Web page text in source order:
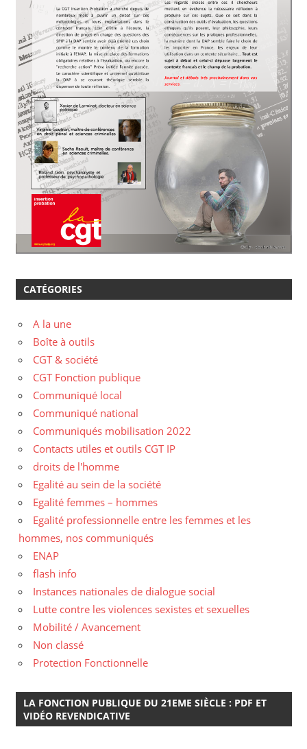
CATÉGORIES
A la une
Boîte à outils
CGT & société
CGT Fonction publique
Communiqué local
Communiqué national
Communiqués mobilisation 2022
Contacts utiles et outils CGT IP
droits de l'homme
Egalité au sein de la société
Egalité femmes – hommes
Egalité professionnelle entre les femmes et les
hommes, nos communiqués
ENAP
flash info
Instances nationales de dialogue social
Lutte contre les violences sexistes et sexuelles
Mobilité / Avancement
Non classé
Protection Fonctionnelle
LA FONCTION PUBLIQUE DU 21EME SIÈCLE : PDF ET
VIDÉO REVENDICATIVE